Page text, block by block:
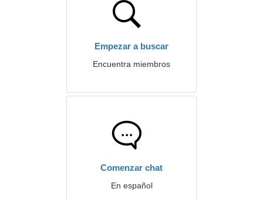
Empezar a buscar
Encuentra miembros
Comenzar chat
En español